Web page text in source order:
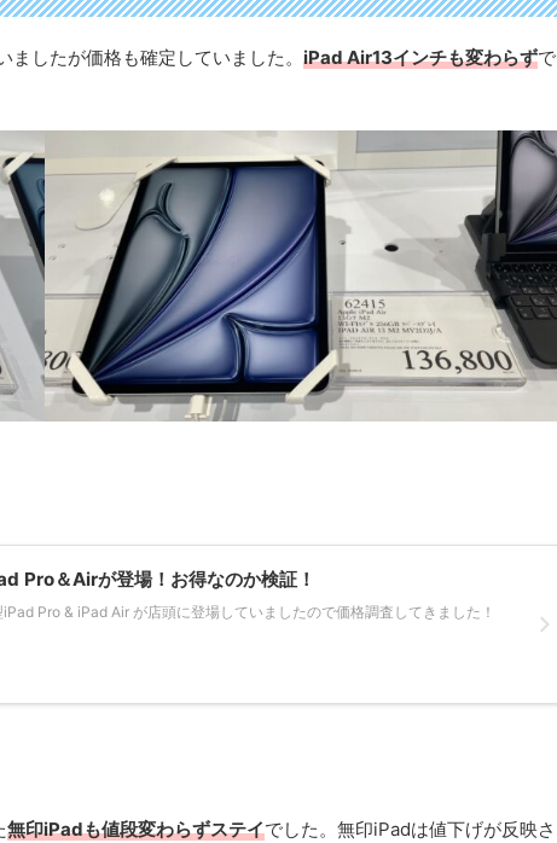
したが価格も確定していました。 iPad Air13インチも変わらずで
Pro＆Airが登場！お得なのか検証！
Pro & iPad Air が店頭に登場していましたので価格調査してきました！
無印iPadも値段変わらずステイでした。無印iPadは値下げが反映さ